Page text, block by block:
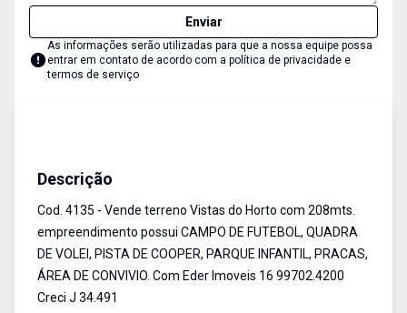
Enviar
As informações serão utilizadas para que a nossa equipe possa
entrar em contato de acordo com a política de privacidade e
termos de serviço
Descrição
Cod. 4135 - Vende terreno Vistas do Horto com 208mts.
empreendimento possui CAMPO DE FUTEBOL, QUADRA
DE VOLEI, PISTA DE COOPER, PARQUE INFANTIL, PRACAS,
ÁREA DE CONVIVIO. Com Eder Imoveis 16 99702.4200
Creci J 34.491